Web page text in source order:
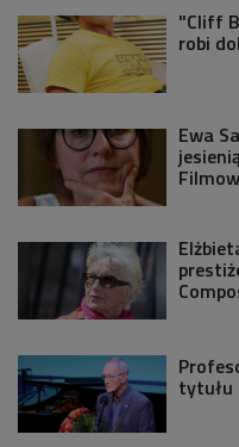
"Cliff
robi
Ewa
tytułu